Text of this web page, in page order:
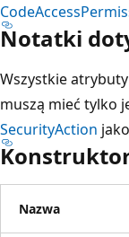
Notatki
Wszystkie
muszą mieć tylko
SecurityAction
Nazwa